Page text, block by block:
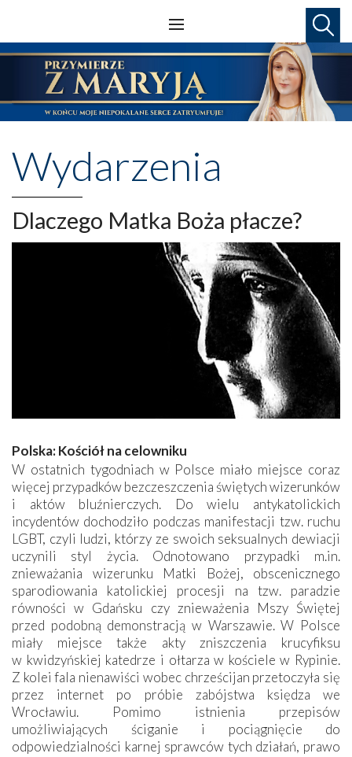
Wydarzenia
Dlaczego Matka Boża płacze?
Polska: Kościół na celowniku
W ostatnich tygodniach w Polsce miało miejsce coraz
więcej przypadków bezczeszczenia świętych wizerunków
i aktów bluźnierczych. Do wielu antykatolickich
incydentów dochodziło podczas manifestacji tzw. ruchu
LGBT, czyli ludzi, którzy ze swoich seksualnych dewiacji
uczynili styl życia. Odnotowano przypadki m.in.
znieważania wizerunku Matki Bożej, obscenicznego
sparodiowania katolickiej procesji na tzw. paradzie
równości w Gdańsku czy znieważenia Mszy Świętej
przed podobną demonstracją w Warszawie. W Polsce
miały miejsce także akty zniszczenia krucyfiksu
w kwidzyńskiej katedrze i ołtarza w kościele w Rypinie.
Z kolei fala nienawiści wobec chrześcijan przetoczyła się
przez internet po próbie zabójstwa księdza we
Wrocławiu. Pomimo istnienia przepisów
umożliwiających ściganie i pociągnięcie do
odpowiedzialności karnej sprawców tych działań, prawo